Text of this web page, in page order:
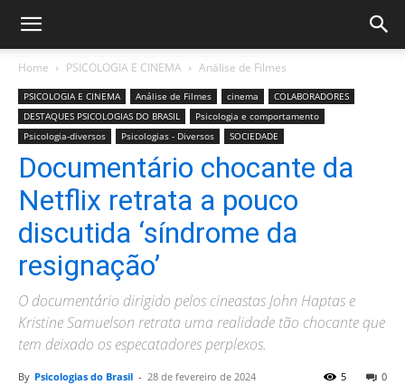
Home PSICOLOGIA E CINEMA Análise de Filmes
PSICOLOGIA E CINEMA Análise de Filmes cinema
COLABORADORES
DESTAQUES PSICOLOGIAS DO BRASIL
Psicologia e comportamento
Psicologia-diversos
Psicologias - Diversos SOCIEDADE
Documentário chocante da
Netflix retrata a pouco
discutida ‘síndrome da
resignação’
O documentário dirigido pelos cineastas John Haptas e
Kristine Samuelson retrata uma realidade tão chocante que
tem deixado os especatadores perplexos.
By Psicologias do Brasil - 28 de fevereiro de 2024 0
5